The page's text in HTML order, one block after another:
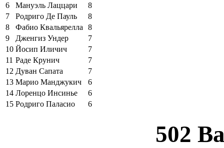
6
Мануэль Лаццари
8
7
Родриго Де Пауль
8
8
Фабио Квальярелла
8
9
Дженгиз Ундер
7
10 Йосип Иличич
7
11 Раде Крунич
7
12 Дуван Сапата
7
13 Марио Манджукич
6
14 Лоренцо Инсинье
6
15 Родриго Паласио 6
502